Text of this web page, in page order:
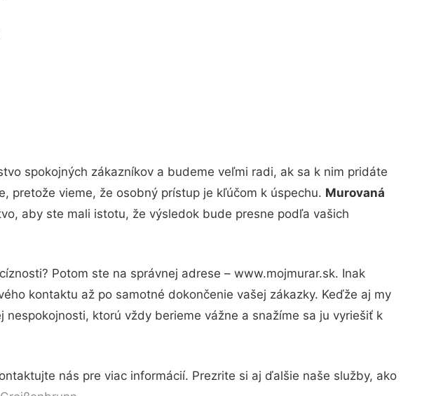
spokojných zákazníkov a budeme veľmi radi, ak sa k nim pridáte
pretože vieme, že osobný prístup je kľúčom k úspechu. Murovaná
aby ste mali istotu, že výsledok bude presne podľa vašich
Potom ste na správnej adrese – www.mojmurar.sk. Inak
kontaktu až po samotné dokončenie vašej zákazky. Keďže aj my
ktorú vždy berieme vážne a snažíme sa ju vyriešiť k
nás pre viac informácií. Prezrite si aj ďalšie naše služby, ako